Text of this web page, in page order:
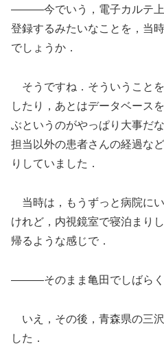
―――今でいう，電子カルテ上
登録するみたいなことを，当
でしょうか．
そうですね．そういうこと
したり，あとはデータベース
ぶというのがやっぱり大事だ
担当以外の患者さんの経過な
りしていました．
当時は，もうずっと病院に
けれど，内視鏡室で寝泊まり
帰るような感じで．
―――そのまま亀田でしばらく
いえ，その後，青森県の三
した．